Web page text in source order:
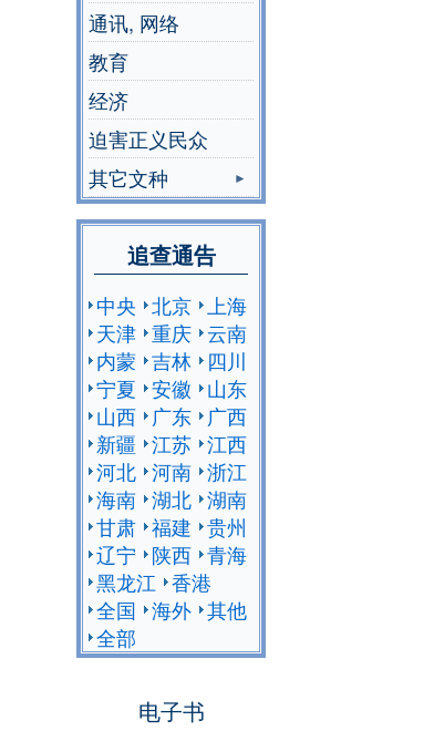
通讯, 网络
教育
经济
迫害正义民众
其它文种
追查通告
中央 北京 上海
天津 重庆 云南
内蒙 吉林
四川
宁夏 安徽
山东
山西
广东
广西
新疆 江苏 江西
河北 河南 浙江
海南 湖北 湖南
甘肃 福建 贵州
辽宁
陕西 青海
黑龙江 香港
全国 海外 其他
全部
电子书